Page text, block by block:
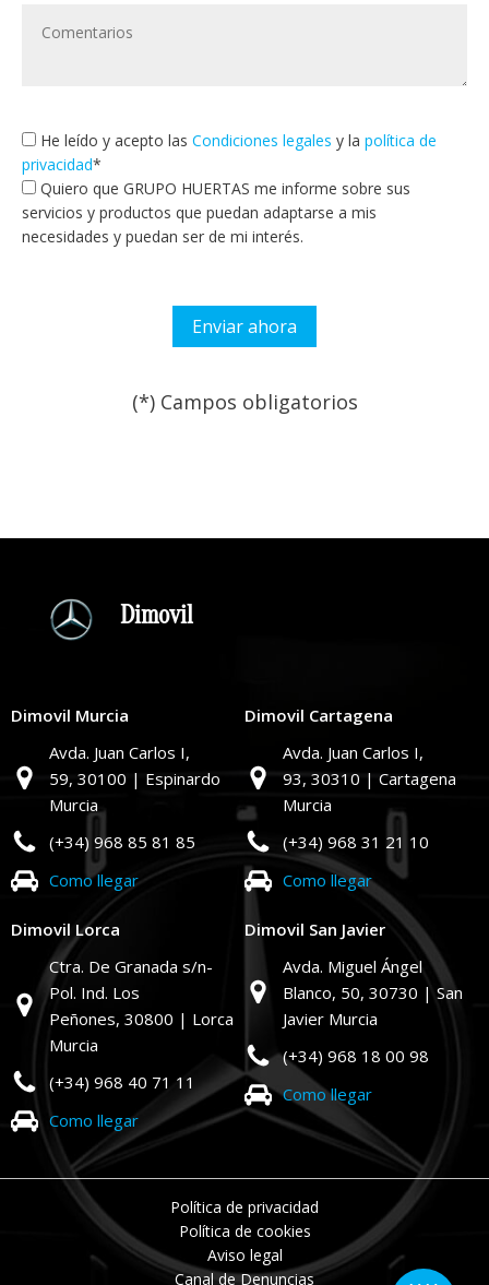
He leído y acepto las Condiciones legales y la política de
privacidad*
Quiero que GRUPO HUERTAS me informe sobre sus
servicios y productos que puedan adaptarse a mis
necesidades y puedan ser de mi interés.
(*) Campos obligatorios
Dimovil
Dimovil Murcia
Avda. Juan Carlos I,
59, 30100 | Espinardo
Murcia
(+34) 968 85 81 85
Como llegar
Dimovil Cartagena
Avda. Juan Carlos I,
93, 30310 | Cartagena
Murcia
(+34) 968 31 21 10
Como llegar
Dimovil Lorca
Ctra. De Granada s/n-
Pol. Ind. Los
Peñones, 30800 | Lorca
Murcia
(+34) 968 40 71 11
Como llegar
Dimovil San Javier
Avda. Miguel Ángel
Blanco, 50, 30730 | San
Javier Murcia
(+34) 968 18 00 98
Como llegar
Política de privacidad
Política de cookies
Aviso legal
Canal de Denuncias